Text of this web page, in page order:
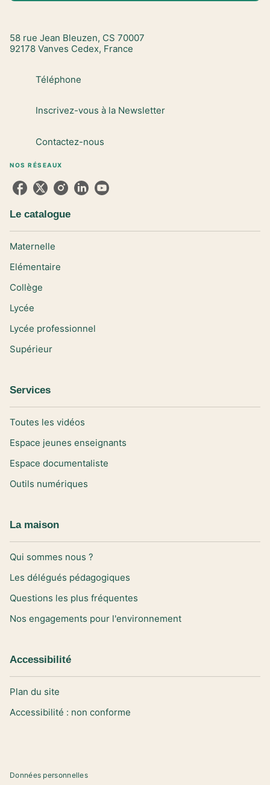
58 rue Jean Bleuzen, CS 70007
92178 Vanves Cedex, France
Téléphone
Inscrivez-vous à la Newsletter
Contactez-nous
NOS RÉSEAUX
Le catalogue
Maternelle
Elémentaire
Collège
Lycée
Lycée professionnel
Supérieur
Services
Toutes les vidéos
Espace jeunes enseignants
Espace documentaliste
Outils numériques
La maison
Qui sommes nous ?
Les délégués pédagogiques
Questions les plus fréquentes
Nos engagements pour l'environnement
Accessibilité
Plan du site
Accessibilité : non conforme
Données personnelles